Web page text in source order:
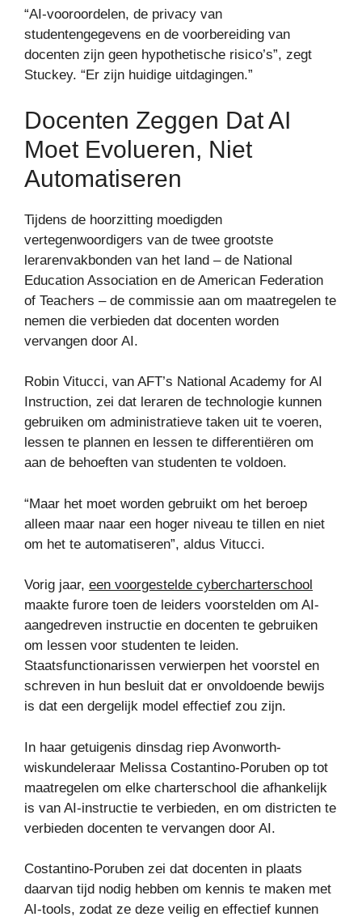
“AI-vooroordelen, de privacy van
studentengegevens en de voorbereiding van
docenten zijn geen hypothetische risico’s”, zegt
Stuckey. “Er zijn huidige uitdagingen.”
Docenten Zeggen Dat AI
Moet Evolueren, Niet
Automatiseren
Tijdens de hoorzitting moedigden
vertegenwoordigers van de twee grootste
lerarenvakbonden van het land – de National
Education Association en de American Federation
of Teachers – de commissie aan om maatregelen te
nemen die verbieden dat docenten worden
vervangen door AI.
Robin Vitucci, van AFT’s National Academy for AI
Instruction, zei dat leraren de technologie kunnen
gebruiken om administratieve taken uit te voeren,
lessen te plannen en lessen te differentiëren om
aan de behoeften van studenten te voldoen.
“Maar het moet worden gebruikt om het beroep
alleen maar naar een hoger niveau te tillen en niet
om het te automatiseren”, aldus Vitucci.
Vorig jaar, een voorgestelde cybercharterschool
maakte furore toen de leiders voorstelden om AI-
aangedreven instructie en docenten te gebruiken
om lessen voor studenten te leiden.
Staatsfunctionarissen verwierpen het voorstel en
schreven in hun besluit dat er onvoldoende bewijs
is dat een dergelijk model effectief zou zijn.
In haar getuigenis dinsdag riep Avonworth-
wiskundeleraar Melissa Costantino-Poruben op tot
maatregelen om elke charterschool die afhankelijk
is van AI-instructie te verbieden, en om districten te
verbieden docenten te vervangen door AI.
Costantino-Poruben zei dat docenten in plaats
daarvan tijd nodig hebben om kennis te maken met
AI-tools, zodat ze deze veilig en effectief kunnen